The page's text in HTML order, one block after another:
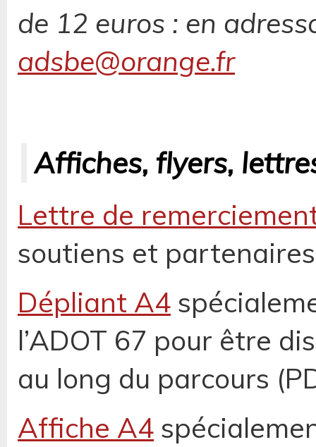
de 12 euros : en
adsbe@orange.fr
Affiches, flyers,
Lettre de
soutiens et
Dépliant A4
l’ADOT 67 pour être
au long du parcours
Affiche A4